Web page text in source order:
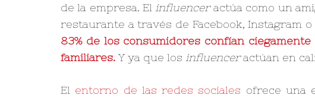
de la empresa. El influenceractúa como un
restaurante a través de Facebook, Instagram
83% de los consumidores confían
familiares. Y ya que los influenceractúan en
El entorno de las redes sociales ofrece una